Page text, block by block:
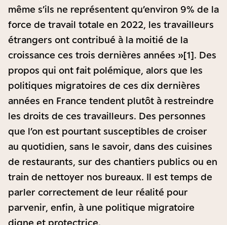
même s’ils ne représentent qu’environ 9% de la
force de travail totale en 2022, les travailleurs
étrangers ont contribué à la moitié de la
croissance ces trois dernières années »[1]. Des
propos qui ont fait polémique, alors que les
politiques migratoires de ces dix dernières
années en France tendent plutôt à restreindre
les droits de ces travailleurs. Des personnes
que l’on est pourtant susceptibles de croiser
au quotidien, sans le savoir, dans des cuisines
de restaurants, sur des chantiers publics ou en
train de nettoyer nos bureaux. Il est temps de
parler correctement de leur réalité pour
parvenir, enfin, à une politique migratoire
digne et protectrice.